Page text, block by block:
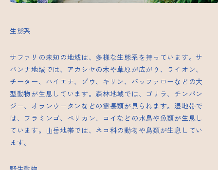
生態系
サファリの未知の地域は、多様な生態系を持っています。サ
バンナ地域では、アカシヤの木や草原が広がり、ライオン、
チーター、ハイエナ、ゾウ、キリン、バッファローなどの大
型動物が生息しています。森林地域では、ゴリラ、チンパン
ジー、オランウータンなどの霊長類が見られます。湿地帯で
は、フラミンゴ、ペリカン、コイなどの水鳥や魚類が生息し
ています。山岳地帯では、ネコ科の動物や鳥類が生息してい
ます。